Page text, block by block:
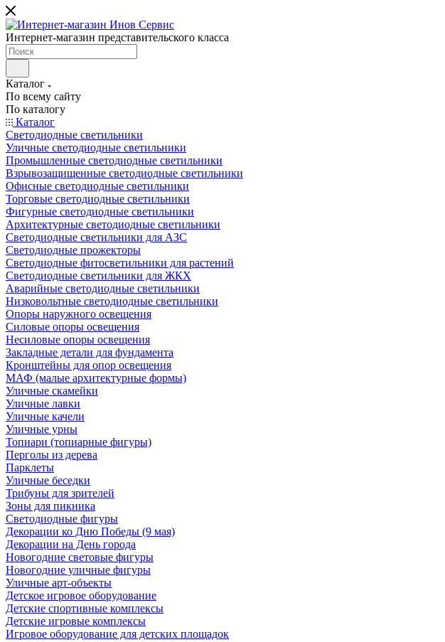
Интернет-магазин представительского класса
Каталог
По всему сайту
По каталогу
Каталог
Светодиодные светильники
Уличные светодиодные светильники
Промышленные светодиодные светильники
Взрывозащищенные светодиодные светильники
Офисные светодиодные светильники
Торговые светодиодные светильники
Фигурные светодиодные светильники
Архитектурные светодиодные светильники
Светодиодные светильники для АЗС
Светодиодные прожекторы
Светодиодные фитосветильники для растений
Светодиодные светильники для ЖКХ
Аварийные светодиодные светильники
Низковольтные светодиодные светильники
Опоры наружного освещения
Силовые опоры освещения
Несиловые опоры освещения
Закладные детали для фундамента
Кронштейны для опор освещения
МАФ (малые архитектурные формы)
Уличные скамейки
Уличные лавки
Уличные качели
Уличные урны
Топиари (топиарные фигуры)
Перголы из дерева
Парклеты
Уличные беседки
Трибуны для зрителей
Зоны для пикника
Светодиодные фигуры
Декорации ко Дню Победы (9 мая)
Декорации на День города
Новогодние световые фигуры
Новогодние уличные фигуры
Уличные арт-объекты
Детское игровое оборудование
Детские спортивные комплексы
Детские игровые комплексы
Игровое оборудование для детских площадок